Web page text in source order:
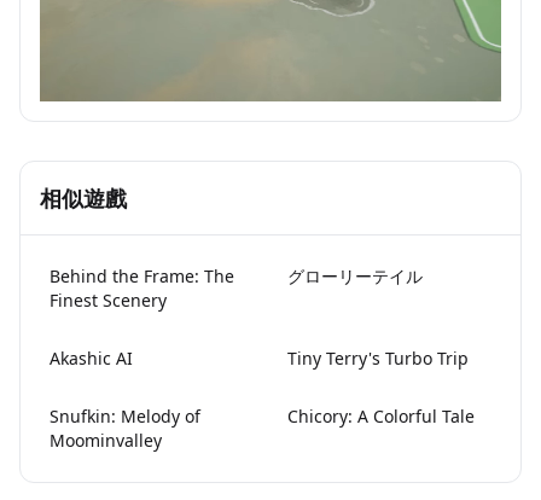
相似遊戲
Behind the Frame: The
Finest Scenery
グローリーテイル
Akashic AI Tiny Terry's Turbo Trip
Snufkin: Melody of
Moominvalley
Chicory: A Colorful Tale